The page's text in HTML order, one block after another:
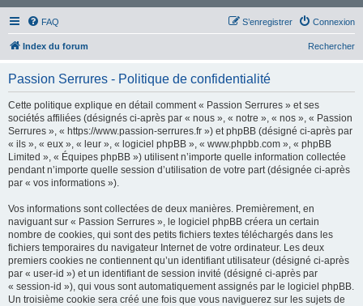
FAQ Connexion
S’enregistrer
Index du forum Rechercher
Passion Serrures - Politique de confidentialité
Cette politique explique en détail comment « Passion Serrures » et ses
sociétés affiliées (désignés ci-après par « nous », « notre », « nos », « Passion
Serrures », « https://www.passion-serrures.fr ») et phpBB (désigné ci-après par
« ils », « eux », « leur », « logiciel phpBB », « www.phpbb.com », « phpBB
Limited », « Équipes phpBB ») utilisent n’importe quelle information collectée
pendant n’importe quelle session d’utilisation de votre part (désignée ci-après
par « vos informations »).
Vos informations sont collectées de deux manières. Premièrement, en
naviguant sur « Passion Serrures », le logiciel phpBB créera un certain
nombre de cookies, qui sont des petits fichiers textes téléchargés dans les
fichiers temporaires du navigateur Internet de votre ordinateur. Les deux
premiers cookies ne contiennent qu’un identifiant utilisateur (désigné ci-après
par « user-id ») et un identifiant de session invité (désigné ci-après par
« session-id »), qui vous sont automatiquement assignés par le logiciel phpBB.
Un troisième cookie sera créé une fois que vous naviguerez sur les sujets de